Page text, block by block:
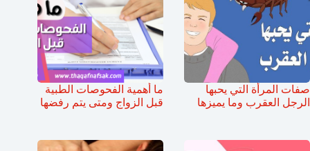
صفات المرأة التي يحبها
الرجل العقرب وما يميزها
ما أهمية الفحوصات الطبية
قبل الزواج ومتى يتم رفضها